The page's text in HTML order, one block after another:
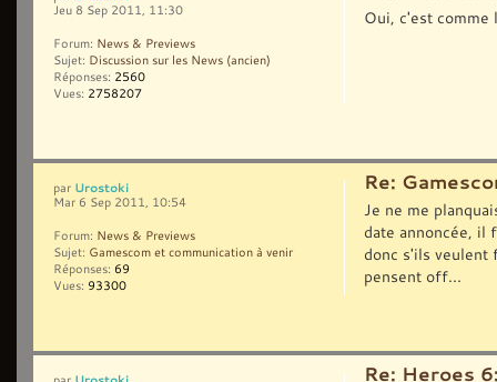
Oui, c'est comme
Jeu 8 Sep 2011, 11:30
Forum: News & Previews
Sujet: Discussion sur les News (ancien)
Réponses: 2560
Vues: 2758207
Re:
Je ne me
date annoncée, il
donc s'ils veulent
pensent off...
par Urostoki
Mar 6 Sep 2011, 10:54
Forum: News & Previews
Sujet: Gamescom et communication à venir
Réponses: 69
Vues: 93300
Re: Heroes